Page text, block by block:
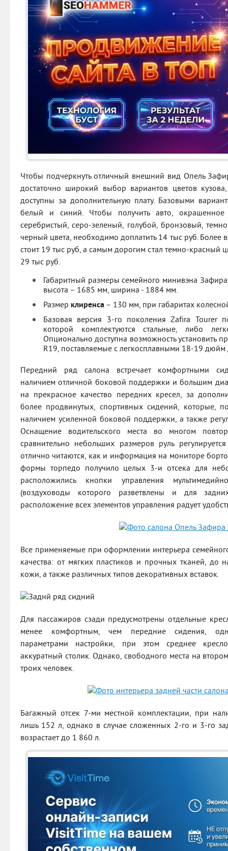
Чтобы подчеркнуть отличный внешний вид Опель
достаточно широкий выбор вариантов цветов
доступны за дополнительную плату. Базовыми
белый и синий. Чтобы получить авто, окрашенное
серебристый, серо-зеленый, голубой, бронзовый,
черный цвета, необходимо доплатить 14 тыс руб. Более
стоит 19 тыс руб, а самым дорогим стал темно-красный
29 тыс руб.
Габаритный размеры семейного минивэна
высота – 1685 мм, ширина - 1884 мм.
Размер клиренса – 130 мм, при габаритах
Базовая версия 3-го поколения Zafira Tourer
которой комплектуются стальные, либо
Опционально доступна возможность установить
R19, поставляемые с легкосплавными 18-19 дюйм
Передний ряд салона встречает комфортными
наличием отличной боковой поддержки и большим
на прекрасное качество передних кресел, за
более продвинутых, спортивных сидений, которые,
наличием усиленной боковой поддержки, а также
Оснащение водительского места во многом
сравнительно небольших размеров руль
отлично читаются, как и информация на мониторе
формы торпедо получило целых 3-и отсека для
расположились кнопки управления
(воздуховоды которого разветвлены и для
расположение всех элементов управления радует
Все применяемые при оформлении интерьера
качества: от мягких пластиков и прочных тканей, до
кожи, а также различных типов декоративных вставок.
Для пассажиров сзади предусмотрены отдельные
менее комфортным, чем передние сидения,
параметрами настройки, при этом среднее
аккуратный столик. Однако, свободного места на
троих человек.
Багажный отсек 7-ми местной комплектации, при
лишь 152 л, однако в случае сложенных 2-го и 3-го
возрастает до 1 860 л.